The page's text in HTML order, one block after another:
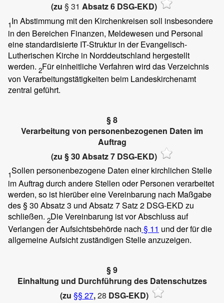
(zu § 31 Absatz 6 DSG-EKD)
1In Abstimmung mit den Kirchenkreisen soll insbesondere
in den Bereichen Finanzen, Meldewesen und Personal
eine standardisierte IT-Struktur in der Evangelisch-
Lutherischen Kirche in Norddeutschland hergestellt
werden. 2Für einheitliche Verfahren wird das Verzeichnis
von Verarbeitungstätigkeiten beim Landeskirchenamt
zentral geführt.
§ 8
Verarbeitung von personenbezogenen Daten im
Auftrag
(zu § 30 Absatz 7 DSG-EKD)
1Sollen personenbezogene Daten einer kirchlichen Stelle
im Auftrag durch andere Stellen oder Personen verarbeitet
werden, so ist hierüber eine Vereinbarung nach Maßgabe
des § 30 Absatz 3 und Absatz 7 Satz 2 DSG-EKD zu
schließen. 2Die Vereinbarung ist vor Abschluss auf
Verlangen der Aufsichtsbehörde nach § 11 und der für die
allgemeine Aufsicht zuständigen Stelle anzuzeigen.
§ 9
Einhaltung und Durchführung des Datenschutzes
(zu §§ 27,28 DSG-EKD)